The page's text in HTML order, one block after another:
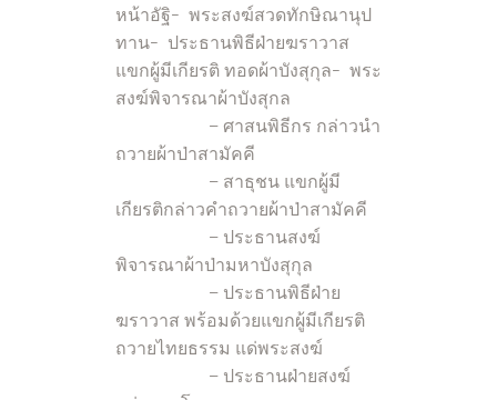
หน้าอัฐิ- พระสงฆ์สวดทักษิณานุป
ทาน- ประธานพิธีฝ่ายฆราวาส
แขกผู้มีเกียรติ ทอดผ้าบังสุกุล- พระ
สงฆ์พิจารณาผ้าบังสุกล
– ศาสนพิธีกร กล่าวนำ
ถวายผ้าป่าสามัคคี
– สาธุชน แขกผู้มี
เกียรติกล่าวคำถวายผ้าป่าสามัคคี
– ประธานสงฆ์
พิจารณาผ้าป่ามหาบังสุกุล
– ประธานพิธีฝ่าย
ฆราวาส พร้อมด้วยแขกผู้มีเกียรติ
ถวายไทยธรรม แด่พระสงฆ์
– ประธานฝ่ายสงฆ์